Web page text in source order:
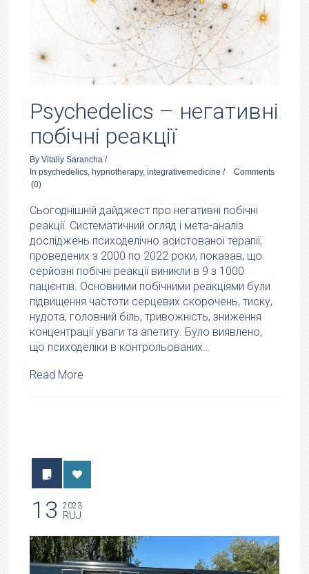
Psychedelics – негативні
побічні реакції
ByVitaliy Sarancha /
Inpsychedelics,hypnotherapy,integrativemedicine /
Comments
(0)
Сьогоднішній дайджест про негативні побічні
реакції. Систематичний огляд і мета-аналіз
досліджень психоделічно асистованої терапії,
проведених з 2000 по 2022 роки, показав, що
серйозні побічні реакції виникли в 9 з 1000
пацієнтів. Основними побічними реакціями були
підвищення частоти серцевих скорочень, тиску,
нудота, головний біль, тривожність, зниження
концентрації уваги та апетиту. Було виявлено,
що психоделіки в контрольованих…
Read More
13 2023
RUJ